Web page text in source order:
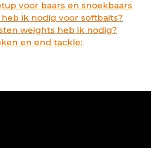
voor baars en snoekbaars
ik nodig voor softbaits?
weights heb ik nodig?
en end tackle: